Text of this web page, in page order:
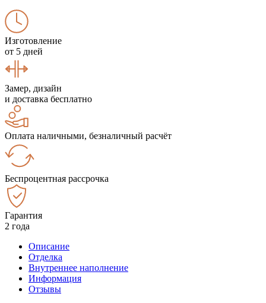
Изготовление
от 5 дней
Замер, дизайн
и доставка бесплатно
Оплата наличными, безналичный расчёт
Беспроцентная рассрочка
Гарантия
2 года
Описание
Отделка
Внутреннее наполнение
Информация
Отзывы